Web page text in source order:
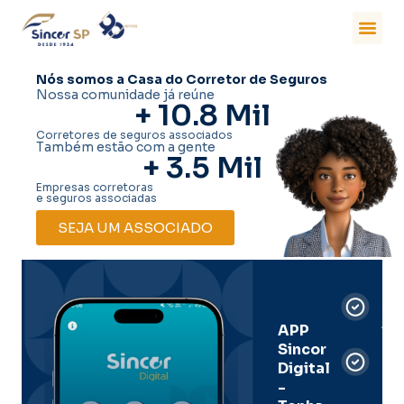
Nós somos a Casa do Corretor de Seguros
Nossa comunidade já reúne
+ 10.8 Mil
Corretores de seguros associados
Também estão com a gente
+ 3.5 Mil
Empresas corretoras
e seguros associadas
SEJA UM ASSOCIADO
APP
Sincor
Digital
-